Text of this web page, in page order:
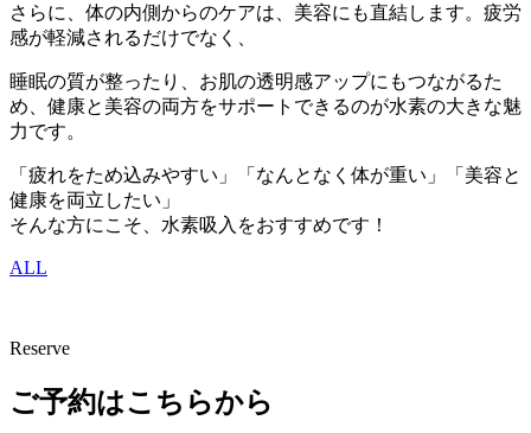
さらに、体の内側からのケアは、美容にも直結します。疲労
感が軽減されるだけでなく、
睡眠の質が整ったり、お肌の透明感アップにもつながるた
め、健康と美容の両方をサポートできるのが水素の大きな魅
力です。
「疲れをため込みやすい」「なんとなく体が重い」「美容と
健康を両立したい」
そんな方にこそ、水素吸入をおすすめです！
ALL
Reserve
ご予約はこちらから